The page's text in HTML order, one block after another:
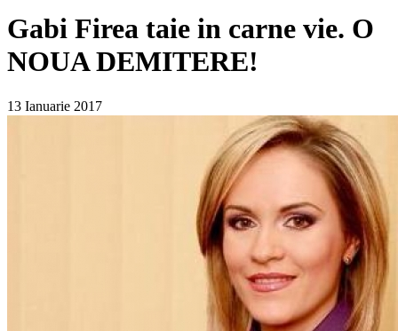
Gabi Firea taie in carne vie. O
NOUA DEMITERE!
13 Ianuarie 2017